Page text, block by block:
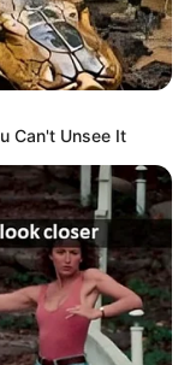
Can't Unsee It